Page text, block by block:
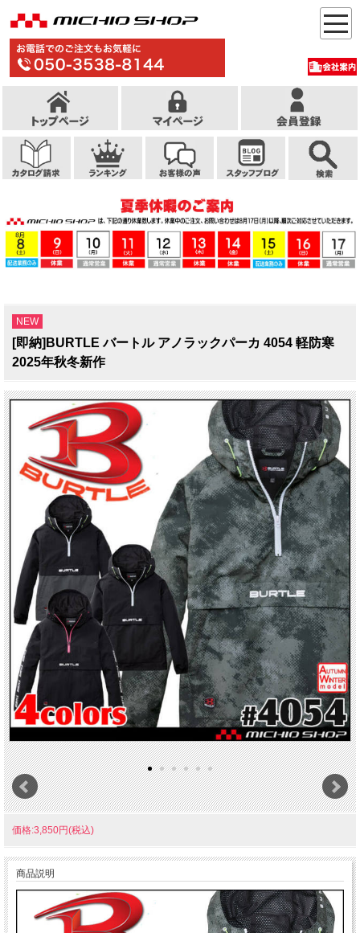
NEW
[即納]BURTLE バートル アノラックパーカ 4054 軽防寒
2025年秋冬新作
価格:3,850円(税込)
商品説明